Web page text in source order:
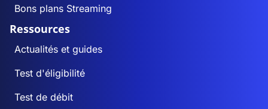
Bons plans Streaming
Ressources
Actualités et guides
Test d'éligibilité
Test de débit